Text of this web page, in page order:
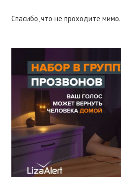
Спасибо, что не проходите мимо.